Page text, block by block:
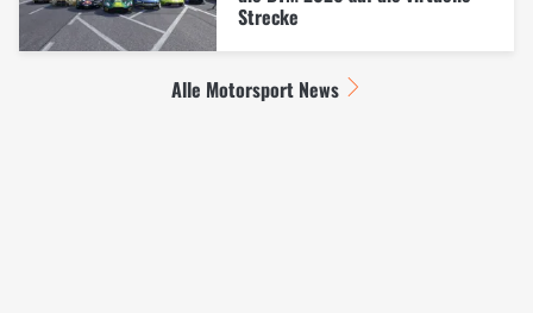
Strecke
Alle Motorsport News